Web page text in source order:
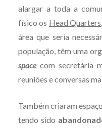
alargar a toda a
físico os Head Quarters
área que seria
população, têm uma
space com secretária
reuniões e conversas
Também criaram
tendo sido